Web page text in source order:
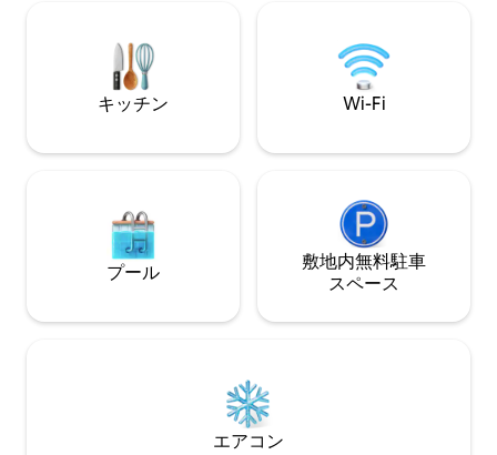
ェルカムキット（コーヒー、紅茶、ミル
ク）を備えた設備の整ったキッチン、電
子レンジ、洗濯機、ガラスセラミックコ
ンロ、そして充実した調理器具。 お部屋
った大きくて快適なベッドがあります。
イベートバルコニーがあります。 大理石
の床とLED照明を備えたバスルームに
は、高品質のジェルシャンプーのディス
ペンサーと大きな鏡を備えた広々とした
て、アイロン、アイロン台、物干しロー
トラルエアコン（冷暖房）が備わってい
ます。 赤ちゃん連れの場合は、無料のベ
ビーベッドとベビーチェアをご用意いた
を使用しています
あるというコメン
ユニットには、独
（9個）を備えた
有線テレビソケ
うな場所まで徒歩
す。 空港の隣の
900m、大聖堂、
トリアナ橋まで
エストランサ闘牛
乗り場まで100メ
キッチン Wi-Fi
プール
敷地内無料駐⁠車
ス⁠ペ⁠ー⁠ス
エアコン